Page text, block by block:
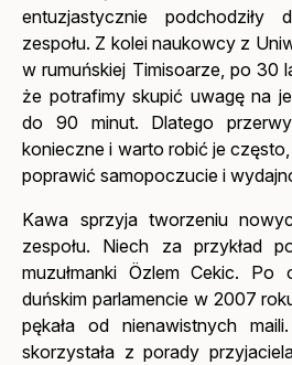
entuzjastycznie podchodziły
zespołu. Z kolei naukowcy z
w rumuńskiej Timisoarze, po 30
że potrafimy skupić uwagę na
do 90 minut. Dlatego
konieczne i warto robić je
poprawić samopoczucie i
Kawa sprzyja tworzeniu
zespołu. Niech za przykład
muzułmanki Özlem Cekic. Po
duńskim parlamencie w 2007
pękała od nienawistnych
skorzystała z porady